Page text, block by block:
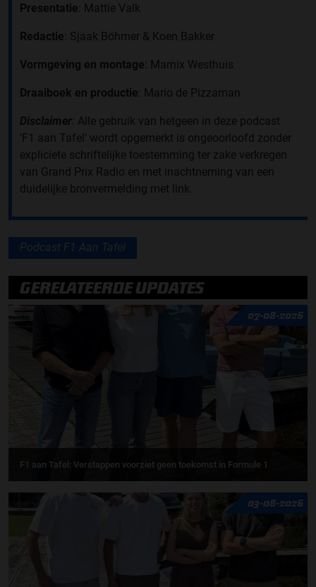
Presentatie : Mattie Valk
Redactie : Sjaak Böhmer & Koen Bakker
Vormgeving en montage : Marnix Westhuis
Draaiboek en productie : Mario de Pizzaman
Disclaimer: Alle gebruik van hetgeen in deze podcast
‘F1 aan Tafel’ wordt opgemerkt is ongeoorloofd zonder
expliciete schriftelijke toestemming ter zake verkregen
van Grand Prix Radio en met inachtneming van een
duidelijke bronvermelding met link.
Podcast F1 Aan Tafel
GERELATEERDE UPDATES
07-08-2026
F1 aan Tafel: Verstappen voorziet geen toekomst in Formule 1
03-08-2026